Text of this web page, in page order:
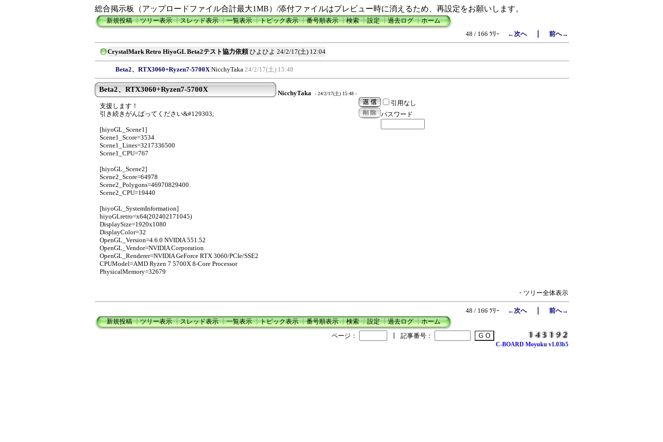
総合掲示板（アップロードファイル合計最大1MB）/添付ファイルはプレビュー時に消えるため、再設定をお願いします。
新規投稿┃ツリー表示┃スレッド表示┃一覧表示┃トピック表示┃番号順表示┃検索┃設定┃過去ログ┃ホーム
48 / 166 ﾂﾘｰ
←次へ｜ 前へ→
CrystalMark Retro HiyoGL Beta2テスト協力依頼 ひよひよ 24/2/17(土) 12:04
Beta2、RTX3060+Ryzen7-5700X NicchyTaka 24/2/17(土) 15:48
Beta2、RTX3060+Ryzen7-5700X NicchyTaka - 24/2/17(土) 15:48 -
支援します！
引き続きがんばってください&#129303;
[hiyoGL_Scene1]
Scene1_Score=3534
Scene1_Lines=3217336500
Scene1_CPU=767
[hiyoGL_Scene2]
Scene2_Score=64978
Scene2_Polygons=46970829400
Scene2_CPU=19440
[hiyoGL_SystemInformation]
hiyoGLretro=x64(202402171045)
DisplaySize=1920x1080
DisplayColor=32
OpenGL_Version=4.6.0 NVIDIA 551.52
OpenGL_Vendor=NVIDIA Corporation
OpenGL_Renderer=NVIDIA GeForce RTX 3060/PCIe/SSE2
CPUModel=AMD Ryzen 7 5700X 8-Core Processor
PhysicalMemory=32679
引用なし
パスワード
・ツリー全体表示
48 / 166 ﾂﾘｰ ←次へ｜ 前へ→
新規投稿┃ツリー表示┃スレッド表示┃一覧表示┃トピック表示┃番号順表示┃検索┃設定┃過去ログ┃ホーム
ページ：
記事番号：
C-BOARD Moyuku v1.03b5